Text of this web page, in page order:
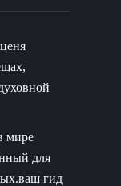
мире
для
гид